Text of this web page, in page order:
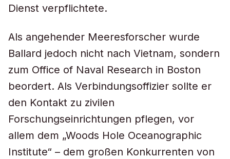
Dienst verpflichtete.
Als angehender Meeresforscher wurde
Ballard jedoch nicht nach Vietnam, sondern
zum Office of Naval Research in Boston
beordert. Als Verbindungsoffizier sollte er
den Kontakt zu zivilen
Forschungseinrichtungen pflegen, vor
allem dem „Woods Hole Oceanographic
Institute“ – dem großen Konkurrenten von